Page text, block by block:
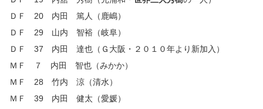
ＤＦ 20 内田 篤人（鹿嶋）
ＤＦ 29 山内 智裕（岐阜）
ＤＦ 37 内田 達也（Ｇ大阪・２０１０年より新加入）
ＭＦ ７ 内田 智也（みかか）
ＭＦ 28 竹内 涼（清水）
ＭＦ 39 内田 健太（愛媛）